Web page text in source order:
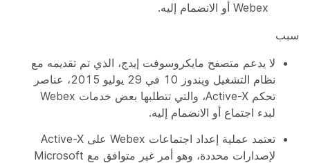
Webex أو الانضمام إليه.
سبب
لا يدعم متصفح مايكروسوفت إيدج، الذي تم تقديمه مع
نظام التشغيل ويندوز 10 في 29 يوليو 2015، عناصر
تحكم Active-X، والتي تتطلبها بعض خدمات Webex
لبدء اجتماع أو الانضمام إليه.
تعتمد عملية إعداد اجتماعات Webex على Active-X
لإصدارات محددة، وهو أمر غير متوافق مع Microsoft